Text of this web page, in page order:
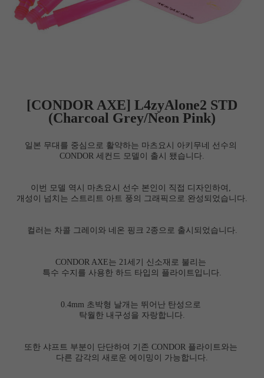
[CONDOR AXE] L4zyAlone2 STD
(Charcoal Grey/Neon Pink)
일본 무대를 중심으로 활약하는 마츠요시 아키무네 선수의
CONDOR 세컨드 모델이 출시 됐습니다.
이번 모델 역시 마츠요시 선수 본인이 직접 디자인하여,
개성이 넘치는 스트리트 아트 풍의 그래픽으로 완성되었습니다.
컬러는 차콜 그레이와 네온 핑크 2종으로 출시되었습니다.
CONDOR AXE는 21세기 신소재로 불리는
특수 수지를 사용한 하드 타입의 플라이트입니다.
0.4mm 초박형 날개는 뛰어난 탄성으로
탁월한 내구성을 자랑합니다.
또한 샤프트 부분이 단단하여 기존 CONDOR 플라이트와는
다른 감각의 새로운 에이밍이 가능합니다.